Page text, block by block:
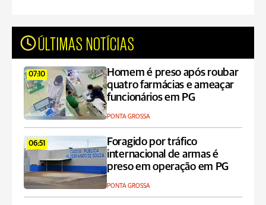
ÚLTIMAS NOTÍCIAS
07:10
Homem é preso após roubar
quatro farmácias e ameaçar
funcionários em PG
PONTA GROSSA
06:51
Foragido por tráfico
internacional de armas é
preso em operação em PG
PONTA GROSSA